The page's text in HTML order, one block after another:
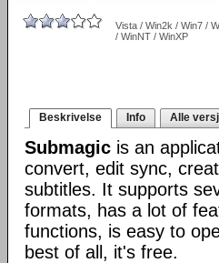
Vista / Win2k / Win7 /
/ WinNT / WinXP
Beskrivelse Info Alle
Submagic is an
convert, edit sync,
subtitles. It supports
formats, has a lot of
functions, is easy to
best of all, it's free.